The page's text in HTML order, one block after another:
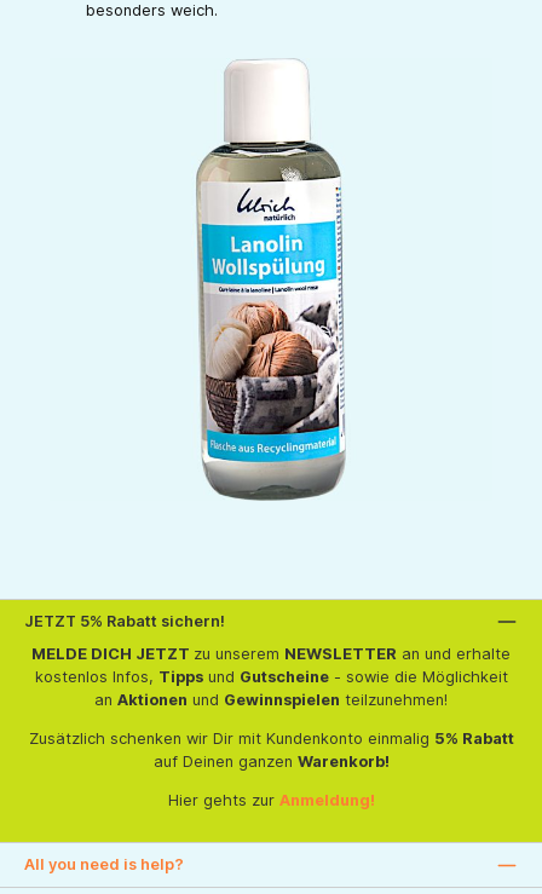
besonders weich.
JETZT 5% Rabatt sichern!
MELDE DICH JETZT zu unserem NEWSLETTER an und erhalte
kostenlos Infos, Tippsund Gutscheine- sowie die Möglichkeit
an Aktionen und Gewinnspielen teilzunehmen!
Zusätzlich schenken wir Dir mit Kundenkonto einmalig 5% Rabatt
auf Deinen ganzen Warenkorb!
Hier gehts zur Anmeldung!
All you need is help?